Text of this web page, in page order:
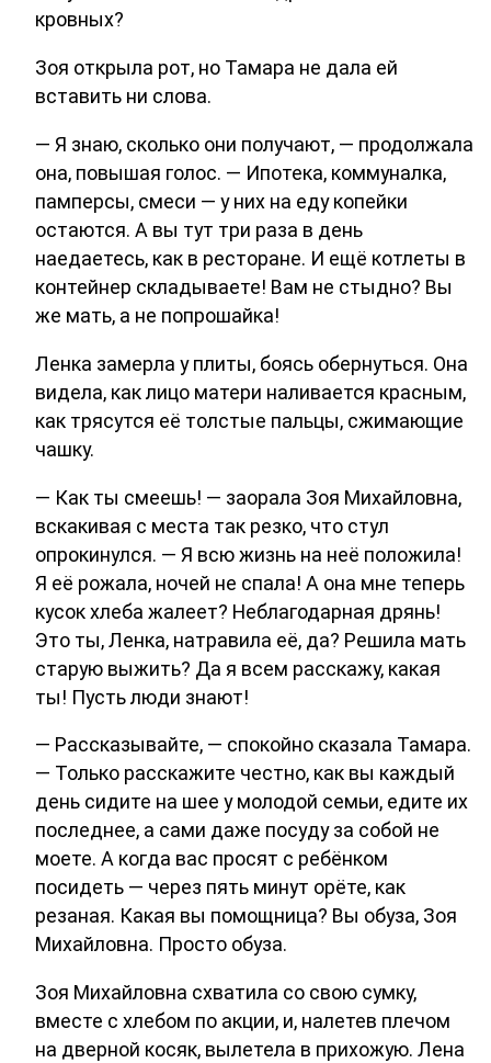
кровных?
Зоя открыла рот, но Тамара не дала ей
вставить ни слова.
— Я знаю, сколько они получают, — продолжала
она, повышая голос. — Ипотека, коммуналка,
памперсы, смеси — у них на еду копейки
остаются. А вы тут три раза в день
наедаетесь, как в ресторане. И ещё котлеты в
контейнер складываете! Вам не стыдно? Вы
же мать, а не попрошайка!
Ленка замерла у плиты, боясь обернуться. Она
видела, как лицо матери наливается красным,
как трясутся её толстые пальцы, сжимающие
чашку.
— Как ты смеешь! — заорала Зоя Михайловна,
вскакивая с места так резко, что стул
опрокинулся. — Я всю жизнь на неё положила!
Я её рожала, ночей не спала! А она мне теперь
кусок хлеба жалеет? Неблагодарная дрянь!
Это ты, Ленка, натравила её, да? Решила мать
старую выжить? Да я всем расскажу, какая
ты! Пусть люди знают!
— Рассказывайте, — спокойно сказала Тамара.
— Только расскажите честно, как вы каждый
день сидите на шее у молодой семьи, едите их
последнее, а сами даже посуду за собой не
моете. А когда вас просят с ребёнком
посидеть — через пять минут орёте, как
резаная. Какая вы помощница? Вы обуза, Зоя
Михайловна. Просто обуза.
Зоя Михайловна схватила со свою сумку,
вместе с хлебом по акции, и, налетев плечом
на дверной косяк, вылетела в прихожую. Лена